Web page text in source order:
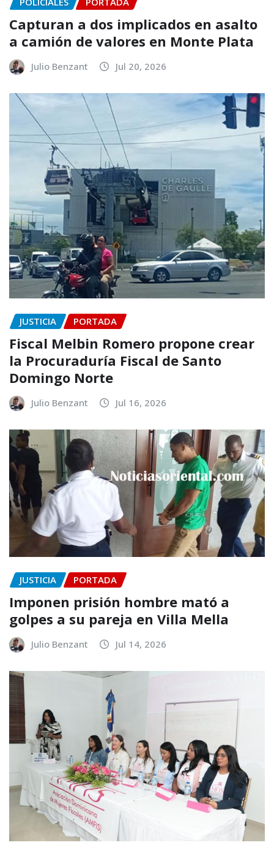
Capturan a dos implicados en asalto
a camión de valores en Monte Plata
Julio Benzant Jul 20, 2026
JUSTICIA PORTADA
Fiscal Melbin Romero propone crear
la Procuraduría Fiscal de Santo
Domingo Norte
Julio Benzant Jul 16, 2026
JUSTICIA PORTADA
Imponen prisión hombre mató a
golpes a su pareja en Villa Mella
Julio Benzant Jul 14, 2026